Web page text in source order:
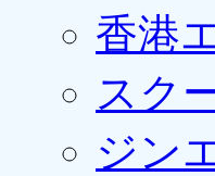
香港
スク
ジン